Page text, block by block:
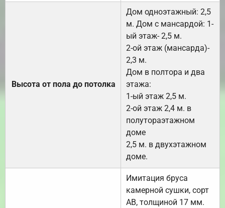
Высота от пола до потолка
Дом одноэтажный: 2,5
м. Дом с мансардой: 1-
ый этаж- 2,5 м.
2-ой этаж (мансарда)-
2,3 м.
Дом в полтора и два
этажа:
1-ый этаж 2,5 м.
2-ой этаж 2,4 м. в
полутораэтажном
доме
2,5 м. в двухэтажном
доме.
Имитация бруса
камерной сушки, сорт
АВ, толщиной 17 мм.